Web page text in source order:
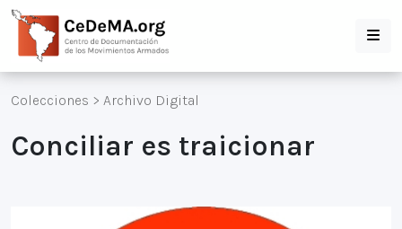
Colecciones > Archivo Digital
Conciliar es traicionar